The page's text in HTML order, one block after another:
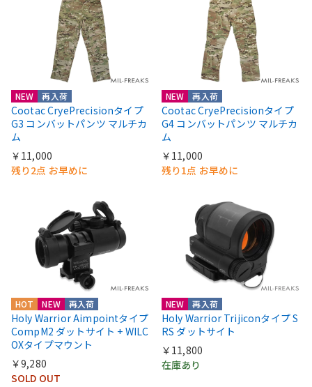
NEW 再入荷
Cootac CryePrecisionタイプ
G3 コンバットパンツ マルチカ
ム
￥11,000
残り2点 お早めに
NEW 再入荷
Cootac CryePrecisionタイプ
G4 コンバットパンツ マルチカ
ム
￥11,000
残り1点 お早めに
HOT NEW 再入荷
Holy Warrior Aimpointタイプ
CompM2 ダットサイト + WILC
OXタイプマウント
￥9,280
SOLD OUT
NEW 再入荷
Holy Warrior Trijiconタイプ S
RS ダットサイト
￥11,800
在庫あり